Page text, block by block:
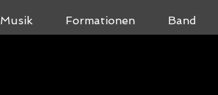
Musik Formationen Band